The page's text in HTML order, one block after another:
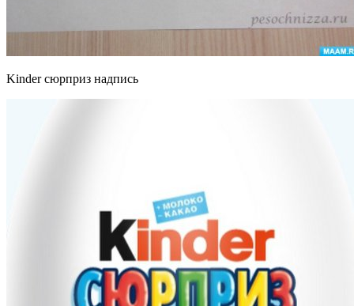
Kinder сюрприз надпись